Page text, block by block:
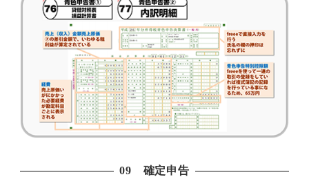
09 確定申告